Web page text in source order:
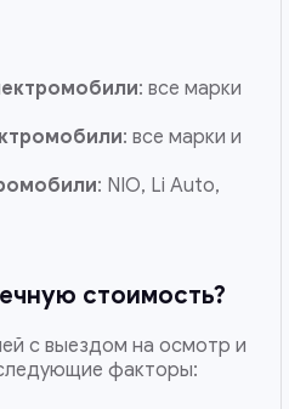
: все марки
: все марки и
: NIO, Li Auto,
стоимость?
с выездом на осмотр и
факторы: